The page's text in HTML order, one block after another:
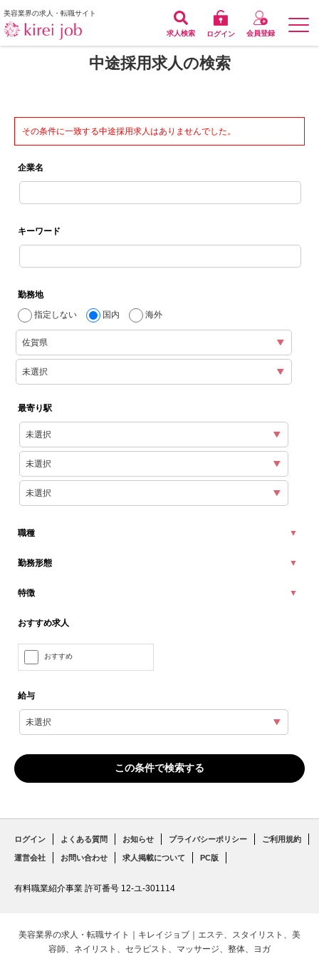
美容業界の求人・転職サイト
求人検索 ログイン 会員登録
中途採用求人の検索
その条件に一致する中途採用求人はありませんでした。
企業名
キーワード
勤務地
指定しない
国内 海外
最寄り駅
職種
勤務形態
特徴
おすすめ求人
おすすめ
給与
ログイン よくある質問 お知らせ プライバシーポリシー ご利用規約
運営会社 お問い合わせ 求人掲載について PC版
有料職業紹介事業 許可番号 12-ユ-301114
美容業界の求人・転職サイト｜キレイジョブ｜エステ、スタイリスト、美
容師、ネイリスト、セラピスト、マッサージ、整体、ヨガ